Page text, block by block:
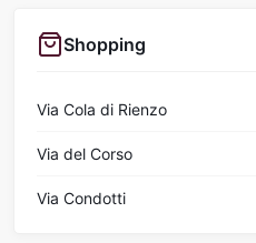
Shopping
Via Cola di Rienzo
Via del Corso
Via Condotti